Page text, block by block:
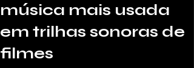
música mais usada
em trilhas sonoras de
filmes